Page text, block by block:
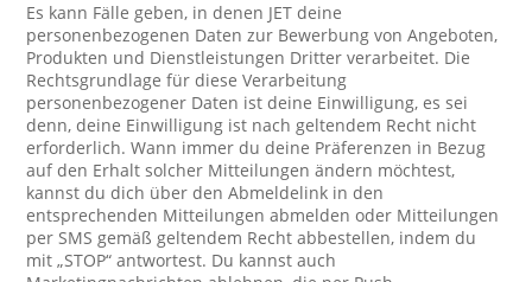
Es kann Fälle geben, in denen JET deine
personenbezogenen Daten zur Bewerbung von Angeboten,
Produkten und Dienstleistungen Dritter verarbeitet. Die
Rechtsgrundlage für diese Verarbeitung
personenbezogener Daten ist deine Einwilligung, es sei
denn, deine Einwilligung ist nach geltendem Recht nicht
erforderlich. Wann immer du deine Präferenzen in Bezug
auf den Erhalt solcher Mitteilungen ändern möchtest,
kannst du dich über den Abmeldelink in den
entsprechenden Mitteilungen abmelden oder Mitteilungen
per SMS gemäß geltendem Recht abbestellen, indem du
mit „STOP“ antwortest. Du kannst auch